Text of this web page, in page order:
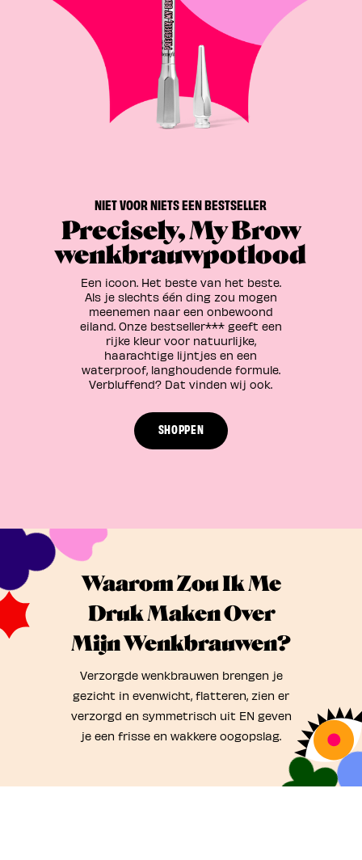
NIET VOOR NIETS EEN BESTSELLER
Precisely, My Brow
wenkbrauwpotlood
Een icoon. Het beste van het beste.
Als je slechts één ding zou mogen
meenemen naar een onbewoond
eiland. Onze bestseller*** geeft een
rijke kleur voor natuurlijke,
haarachtige lijntjes en een
waterproof, langhoudende formule.
Verbluffend? Dat vinden wij ook.
SHOPPEN
Waarom Zou Ik Me
Druk Maken Over
Mijn Wenkbrauwen?
Verzorgde wenkbrauwen brengen je
gezicht in evenwicht, flatteren, zien er
verzorgd en symmetrisch uit EN geven
je een frisse en wakkere oogopslag.